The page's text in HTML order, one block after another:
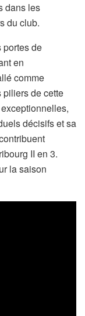
dans les
du club.
portes de
en
comme
piliers de cette
décisifs et sa
II en 3.
la saison